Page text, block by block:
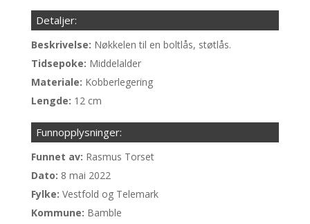
Detaljer:
Beskrivelse: Nøkkelen til en boltlås, støtlås.
Tidsepoke: Middelalder
Materiale: Kobberlegering
Lengde: 12 cm
Funnopplysninger:
Funnet av: Rasmus Torset
Dato: 8 mai 2022
Fylke: Vestfold og Telemark
Kommune: Bamble